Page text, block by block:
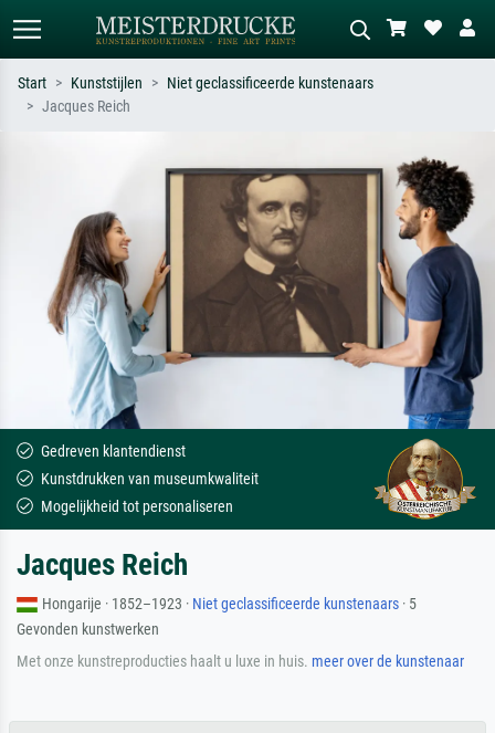
Beschrijf de scène – bijv. groene
weide, abstract met veel rood, donker
olieverfschilderij, staand naakt naast
Start Kunststijlen
Niet geclassificeerde kunstenaars
Jacques Reich
Gedreven klantendienst
Kunstdrukken van museumkwaliteit
Mogelijkheid tot personaliseren
Jacques Reich
Hongarije · 1852–1923 · Niet geclassificeerde kunstenaars · 5
Gevonden kunstwerken
Met onze kunstreproducties haalt u luxe in huis. meer over de kunstenaar